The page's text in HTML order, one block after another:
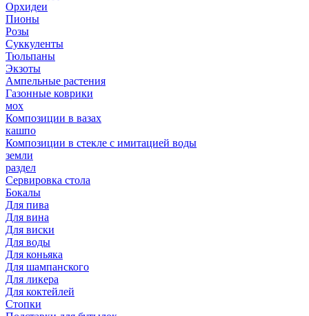
Орхидеи
Пионы
Розы
Суккуленты
Тюльпаны
Экзоты
Ампельные растения
Газонные коврики
мох
Композиции в вазах
кашпо
Композиции в стекле с имитацией воды
земли
раздел
Сервировка стола
Бокалы
Для пива
Для вина
Для виски
Для воды
Для коньяка
Для шампанского
Для ликера
Для коктейлей
Стопки